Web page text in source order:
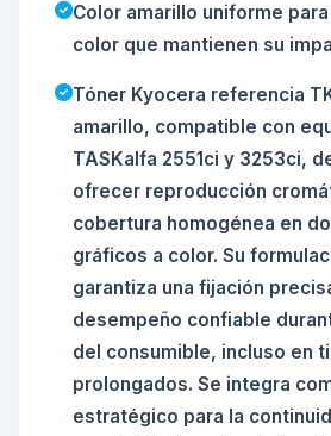
Color amarillo uniforme
color que mantienen su
Tóner Kyocera referencia
amarillo, compatible con
TASKalfa 2551ci y 3253ci,
ofrecer reproducción
cobertura homogénea en
gráficos a color. Su
garantiza una fijación
desempeño confiable
del consumible, incluso en
prolongados. Se integra
estratégico para la